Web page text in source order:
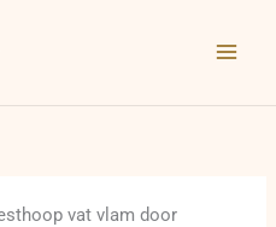
vat vlam door